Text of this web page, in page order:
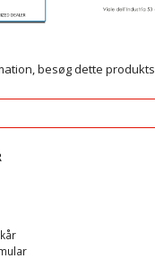
besøg dette produkts